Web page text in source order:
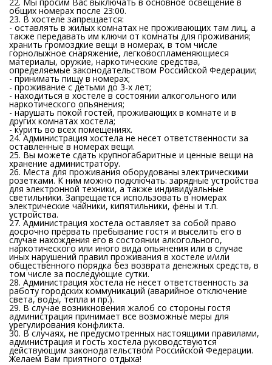
общих номерах после 23:00.
23. В хостеле запрещается:
- оставлять в жилых комнатах не проживающих там лиц, а
также передавать им ключи от комнаты для проживания;
хранить громоздкие вещи в номерах, в том числе
горнолыжное снаряжение, легковоспламеняющиеся
материалы, оружие, наркотические средства,
определяемые законодательством Российской Федерации;
- принимать пищу в номерах;
- проживание с детьми до 3-х лет;
- находиться в хостеле в состоянии алкогольного или
наркотического опьянения;
- нарушать покой гостей, проживающих в комнате и в
других комнатах хостела;
- курить во всех помещениях.
24. Администрация хостела не несет ответственности за
оставленные в номерах вещи.
25. Вы можете сдать крупногабаритные и ценные вещи на
хранение администратору.
26. Места для проживания оборудованы электрическими
розетками. К ним можно подключать: зарядные устройства
для электронной техники, а также индивидуальные
светильники. Запрещается использовать в номерах
электрические чайники, кипятильники, фены и т.п.
устройства.
27. Администрация хостела оставляет за собой право
досрочно прервать пребывание гостя и выселить его в
случае нахождения его в состоянии алкогольного,
наркотического или иного вида опьянения или в случае
иных нарушений правил проживания в хостеле и/или
общественного порядка без возврата денежных средств, в
том числе за последующие сутки.
28. Администрация хостела не несет ответственность за
работу городских коммуникаций (аварийное отключение
света, воды, тепла и пр.).
29. В случае возникновения жалоб со стороны гостя
администрация принимает все возможные меры для
урегулирования конфликта.
30. В случаях, не предусмотренных настоящими правилами,
администрация и гость хостела руководствуются
действующим законодательством Российской Федерации.
Желаем Вам приятного отдыха!